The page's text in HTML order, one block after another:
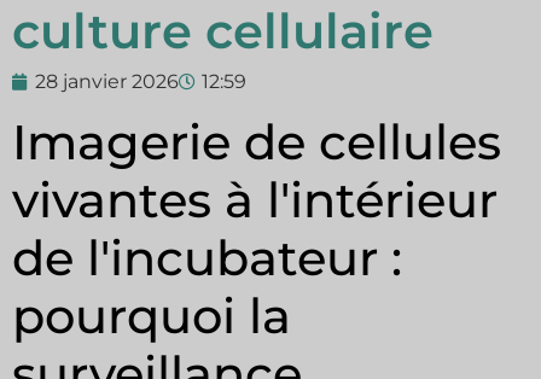
culture cellulaire
28 janvier 2026 12:59
Imagerie de cellules
vivantes à l'intérieur
de l'incubateur :
pourquoi la